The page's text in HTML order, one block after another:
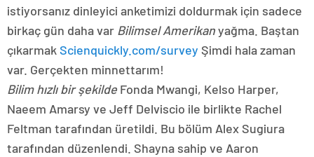
istiyorsanız dinleyici anketimizi doldurmak için sadece
birkaç gün daha var Bilimsel Amerikanyağma. Baştan
çıkarmak Scienquickly.com/survey Şimdi hala zaman
var. Gerçekten minnettarım!
Bilim hızlı bir şekilde Fonda Mwangi, Kelso Harper,
Naeem Amarsy ve Jeff Delviscio ile birlikte Rachel
Feltman tarafından üretildi. Bu bölüm Alex Sugiura
tarafından düzenlendi. Shayna sahip ve Aaron